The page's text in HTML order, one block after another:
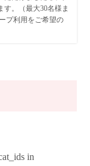
す。（最大30名様ま
プ利用をご希望の
in